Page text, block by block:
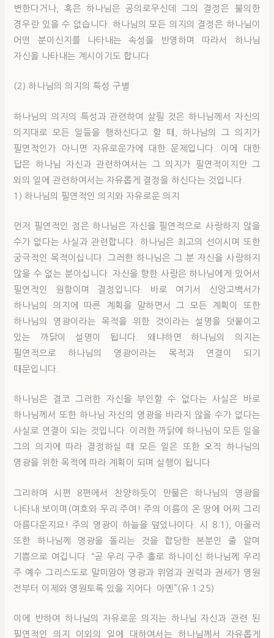
변한다거나, 혹은 하나님은 공의로우신데 그의 결정은 불의한
경우란 있을 수 없습니다. 하나님의 모든 의지의 결정은 하나님이
어떤 분이신지를 나타내는 속성을 반영하며 따라서 하나님
자신을 나타내는 계시이기도 합니다.
(2) 하나님의 의지의 특성 구별
하나님의 의지의 특성과 관련하여 살필 것은 하나님께서 자신의
의지대로 모든 일들을 행하신다고 할 때, 하나님의 그 의지가
필연적인가 아니면 자유로운가에 대한 문제입니다. 이에 대한
답은 하나님 자신과 관련하여서는 그 의지가 필연적이지만 그
외의 일에 관련하여서는 자유롭게 결정을 하신다는 것입니다.
1) 하나님의 필연적인 의지와 자유로운 의지
먼저 필연적인 점은 하나님은 자신을 필연적으로 사랑하지 않을
수가 없다는 사실과 관련합니다. 하나님은 최고의 선이시며 또한
궁극적인 목적이십니다. 그러한 하나님은 그 분 자신을 사랑하지
않을 수 없는 분이십니다. 자신을 향한 사랑은 하나님에게 있어서
필연적인 원함이며 결정입니다. 바로 여기서 신앙고백서가
하나님의 의지에 따른 계획을 말하면서 그 모든 계획이 또한
하나님의 영광이라는 목적을 위한 것이라는 설명을 덧붙이고
있는 까닭이 설명이 됩니다. 왜냐하면 하나님의 의지는
필연적으로 하나님의 영광이라는 목적과 연결이 되기
때문입니다.
하나님은 결코 그러한 자신을 부인할 수 없다는 사실은 바로
하나님께서 또한 하나님 자신의 영광을 바라지 않을 수가 없다는
사실로 연결이 되는 것입니다. 이러한 까닭에 하나님이 모든 일을
그의 의지에 따라 결정하실 때 모든 일은 또한 오직 하나님의
영광을 위한 목적에 따라 계획이 되며 실행이 됩니다.
그리하여 시편 8편에서 찬양하듯이 만물은 하나님의 영광을
나타내 보이며(여호와 우리 주여! 주의 이름이 온 땅에 어찌 그리
아름다운지요! 주의 영광이 하늘을 덮었나이다. 시 8:1), 아울러
또한 하나님께 영광을 돌리는 것을 합당한 본분인 줄 알며
기쁨으로 여깁니다. “곧 우리 구주 홀로 하나이신 하나님께 우리
주 예수 그리스도로 말미암아 영광과 위엄과 권력과 권세가 영원
전부터 이제와 영원토록 있을 지어다. 아멘”(유 1:25)
이에 반하여 하나님의 자유로운 의지는 하나님 자신과 관련 된
필연적인 의지 이외의 일에 대하여서는 하나님께서 자유롭게